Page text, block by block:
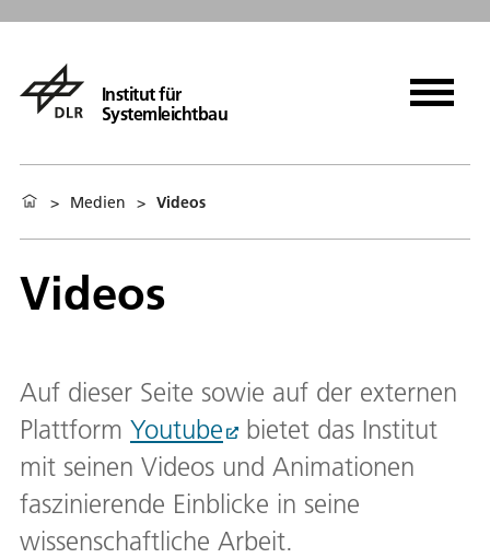
Institut für
Systemleichtbau
> Medien > Videos
Videos
Auf dieser Seite sowie auf der externen
Plattform Youtube
bietet das Institut
mit seinen Videos und Animationen
faszinierende Einblicke in seine
wissenschaftliche Arbeit.